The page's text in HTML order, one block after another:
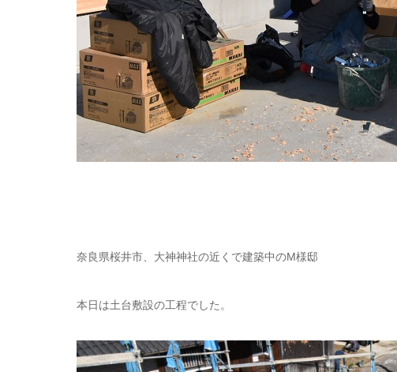
奈良県桜井市、大神神社の近くで建築中のM様邸
本日は土台敷設の工程でした。